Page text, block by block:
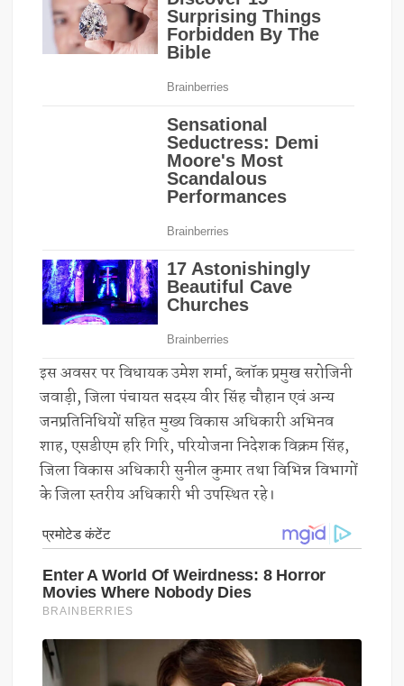
इस अवसर पर विधायक उमेश शर्मा, ब्लॉक प्रमुख सरोजिनी
जवाड़ी, जिला पंचायत सदस्य वीर सिंह चौहान एवं अन्य
जनप्रतिनिधियों सहित मुख्य विकास अधिकारी अभिनव
शाह, एसडीएम हरि गिरि, परियोजना निदेशक विक्रम सिंह,
जिला विकास अधिकारी सुनील कुमार तथा विभिन्न विभागों
के जिला स्तरीय अधिकारी भी उपस्थित रहे।